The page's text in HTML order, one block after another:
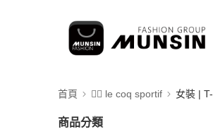
首頁 🚴‍♂️ le coq sportif 女裝 |
商品分類